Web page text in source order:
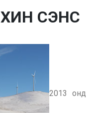
СЭНС
2013 онд